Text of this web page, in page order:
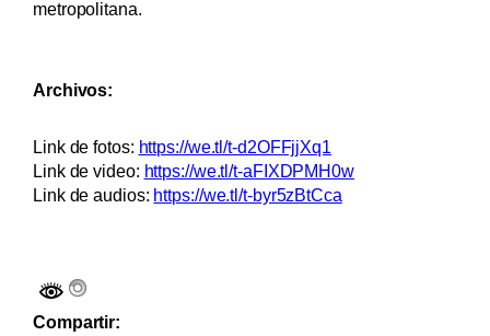
metropolitana.
Archivos:
Link de fotos: https://we.tl/t-d2OFFjjXq1
Link de video: https://we.tl/t-aFIXDPMH0w
Link de audios: https://we.tl/t-byr5zBtCca
Compartir: